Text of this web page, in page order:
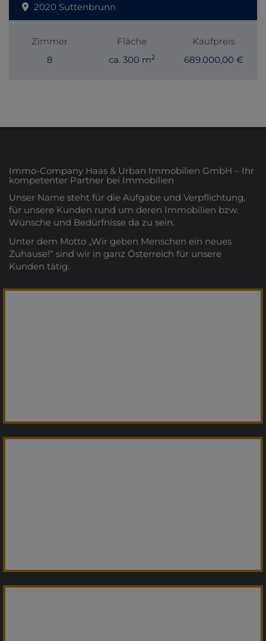
2020 Suttenbrunn
Zimmer
8
Fläche
ca. 300 m2
Kaufpreis
689.000,00 €
Immo-Company Haas & Urban Immobilien GmbH – Ihr
kompetenter Partner bei Immobilien
Unser Name steht für die Aufgabe und Verpflichtung,
für unsere Kunden rund um deren Immobilien bzw.
Wünsche und Bedürfnisse da zu sein.
Unter dem Motto „Wir geben Menschen ein neues
Zuhause!“ sind wir in ganz Österreich für unsere
Kunden tätig.